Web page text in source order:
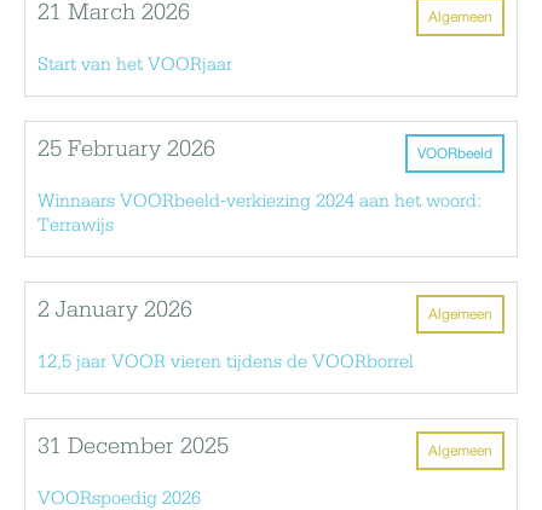
Algemeen
21 March 2026
Start van het VOORjaar
VOORbeeld
25 February 2026
Winnaars VOORbeeld-verkiezing 2024 aan het woord:
Terrawijs
Algemeen
2 January 2026
12,5 jaar VOOR vieren tijdens de VOORborrel
Algemeen
31 December 2025
VOORspoedig 2026